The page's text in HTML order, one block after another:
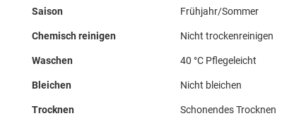
Saison Frühjahr/Sommer
Chemisch reinigen Nicht trockenreinigen
Waschen 40 °C Pflegeleicht
Bleichen Nicht bleichen
Trocknen Schonendes Trocknen